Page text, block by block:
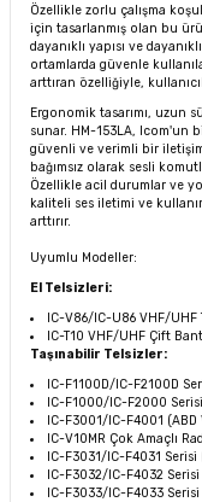
Özellikle zorlu çalışma
için tasarlanmış olan bu
dayanıklı yapısı ve
ortamlarda güvenle
arttıran özelliğiyle,
Ergonomik tasarımı, uzun
sunar. HM-153LA, Icom'un
güvenli ve verimli bir
bağımsız olarak sesli
Özellikle acil durumlar ve
kaliteli ses iletimi ve
arttırır.
Uyumlu Modeller:
El Telsizleri:
IC-V86/IC-U86 VHF/UHF
IC-T10 VHF/UHF Çift
Taşınabilir Telsizler:
IC-F1100D/IC-F2100D
IC-F1000/IC-F2000
IC-F3001/IC-F4001
IC-V10MR Çok Amaçlı
IC-F3031/IC-F4031
IC-F3032/IC-F4032
IC-F3033/IC-F4033